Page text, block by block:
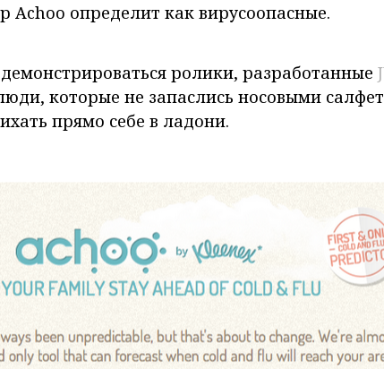
Achoo определит как вирусоопасные.
ролики, разработанные
которые не запаслись носовыми
прямо себе в ладони.